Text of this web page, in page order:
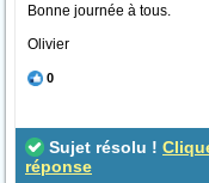
Bonne journée à tous.
Olivier
0
Sujet résolu !
réponse